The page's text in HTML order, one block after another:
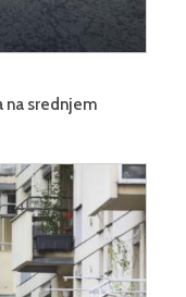
na srednjem